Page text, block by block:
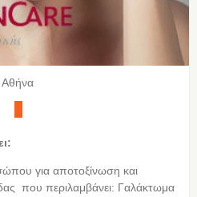
Αθήνα
για αποτοξίνωση και
που περιλαμβάνει: Γαλάκτωμα